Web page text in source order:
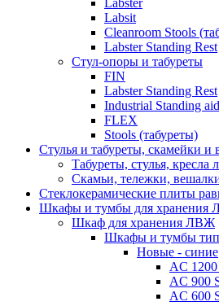
Labsit
Cleanroom Stools
Labster Standing Rest
Стул-опоры и табуреты
FIN
Labster Standing Rest
Industrial Standing aid
FLEX
Stools (табуреты)
Стулья и табуреты, скамейки и
Табуреты, стулья, кресла
Скамьи, тележки,
Стеклокерамические плиты
Шкафы и тумбы для хранения
Шкаф для хранения ЛВЖ
Шкафы и тумбы
Новые - синие
AC 1200
AC 900
AC 600